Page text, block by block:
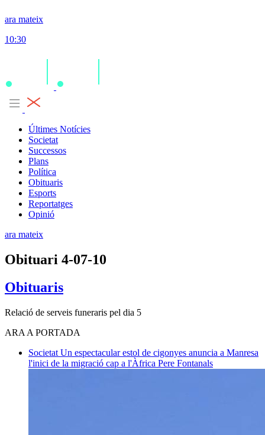
ara mateix
10:30
Últimes Notícies
Societat
Successos
Plans
Política
Obituaris
Esports
Reportatges
Opinió
ara mateix
Obituari 4-07-10
Obituaris
Relació de serveis funeraris pel dia 5
ARA A PORTADA
Societat Un espectacular estol de cigonyes anuncia a Manresa
l'inici de la migració cap a l'Àfrica Pere Fontanals